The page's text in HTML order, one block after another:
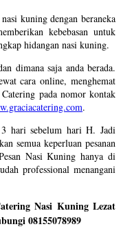
kuning dengan beraneka
kebebasan untuk
hidangan nasi kuning.
dimana saja anda berada.
cara online, menghemat
pada nomor kontak
.
3 hari sebelum hari H. Jadi
semua keperluan pesanan
Nasi Kuning hanya di
professional menangani
Nasi Kuning Lezat
08155078989